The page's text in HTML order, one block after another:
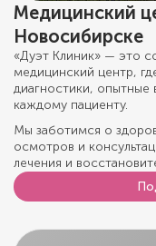
Медицинский
Новосибирске
«Дуэт Клиник» — это
медицинский центр,
диагностики, опытные
каждому пациенту.
Мы заботимся о
осмотров и
лечения и